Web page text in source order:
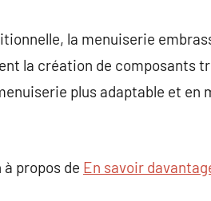
la menuiserie
la création de composants
plus adaptable et
propos de En savoir